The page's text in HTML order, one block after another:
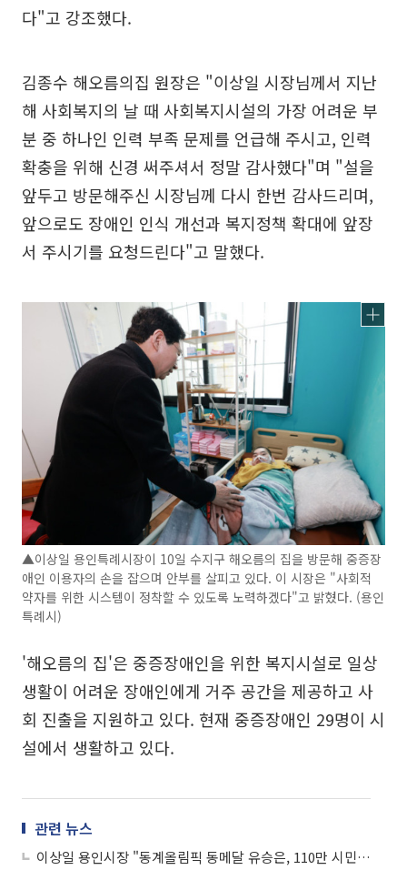
다"고 강조했다.
김종수 해오름의집 원장은 "이상일 시장님께서 지난
해 사회복지의 날 때 사회복지시설의 가장 어려운 부
분 중 하나인 인력 부족 문제를 언급해 주시고, 인력
확충을 위해 신경 써주셔서 정말 감사했다"며 "설을
앞두고 방문해주신 시장님께 다시 한번 감사드리며,
앞으로도 장애인 인식 개선과 복지정책 확대에 앞장
서 주시기를 요청드린다"고 말했다.
▲이상일 용인특례시장이 10일 수지구 해오름의 집을 방문해 중증장
애인 이용자의 손을 잡으며 안부를 살피고 있다. 이 시장은 "사회적
약자를 위한 시스템이 정착할 수 있도록 노력하겠다"고 밝혔다. (용인
특례시)
'해오름의 집'은 중증장애인을 위한 복지시설로 일상
생활이 어려운 장애인에게 거주 공간을 제공하고 사
회 진출을 지원하고 있다. 현재 중증장애인 29명이 시
설에서 생활하고 있다.
관련 뉴스
이상일 용인시장 "동계올림픽 동메달 유승은, 110만 시민의 자랑"…첫 출전서 역대급 쾌거